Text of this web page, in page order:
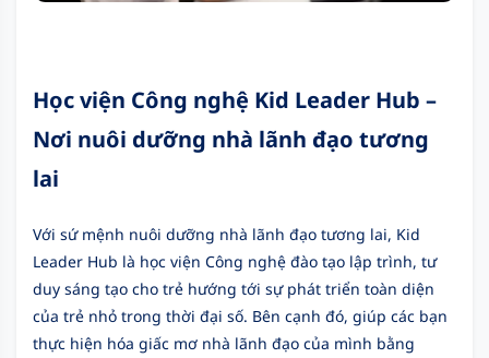
Học viện Công nghệ Kid Leader Hub –
Nơi nuôi dưỡng nhà lãnh đạo tương
lai
Với sứ mệnh nuôi dưỡng nhà lãnh đạo tương lai, Kid
Leader Hub là học viện Công nghệ đào tạo lập trình, tư
duy sáng tạo cho trẻ hướng tới sự phát triển toàn diện
của trẻ nhỏ trong thời đại số. Bên cạnh đó, giúp các bạn
thực hiện hóa giấc mơ nhà lãnh đạo của mình bằng